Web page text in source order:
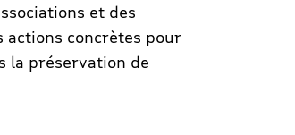
et des
actions concrètes pour
la préservation de